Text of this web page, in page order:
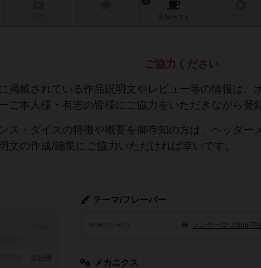
店舗/ カフェ
ご協力ください
掲載されている作品説明文やレビュー等の情報は、
ご本人様・有志の皆様にご協力をいただきながら登
ス・ダイスの特徴や概要を御存知の方は、ヘッダー
文の作成/編集にご協力いただければ幸いです。
テーマ/フレーバー
その他のコンセプト ノンテーマ（Non-
メカニクス
非公開